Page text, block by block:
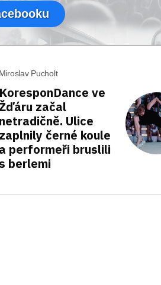
Miroslav Pucholt
KoresponDance ve
Žďáru začal
netradičně. Ulice
zaplnily černé koule
a performeři bruslili
s berlemi